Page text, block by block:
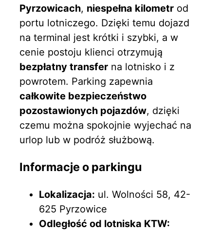
Pyrzowicach, niespełna kilometr od
portu lotniczego. Dzięki temu dojazd
na terminal jest krótki i szybki, a w
cenie postoju klienci otrzymują
bezpłatny transfer na lotnisko i z
powrotem. Parking zapewnia
całkowite bezpieczeństwo
pozostawionych pojazdów, dzięki
czemu można spokojnie wyjechać na
urlop lub w podróż służbową.
Informacje o parkingu
Lokalizacja: ul. Wolności 58, 42-
625 Pyrzowice
Odległość od lotniska KTW: